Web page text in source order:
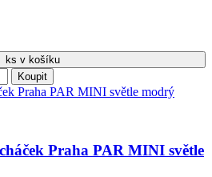
ks v košíku
Koupit
Praha PAR MINI světle